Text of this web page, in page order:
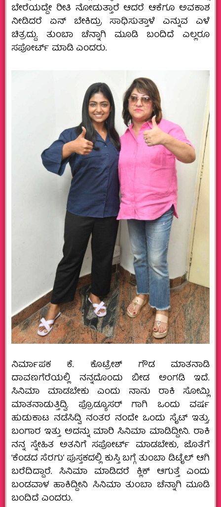
ಬೇರೆಯದ್ದೇ ರೀತಿ ನೋಡುತ್ತಾರೆ ಆದರೆ ಆಕೆಗೂ ಅವಕಾಶ
ನೀಡಿದರೆ ಏನ್ ಬೇಕಿದ್ರು ಸಾಧಿಸುತ್ತಾಳೆ ಎನ್ನುವ ಎಳೆ
ಚಿತ್ರದ್ದು. ತುಂಬಾ ಚೆನ್ನಾಗಿ ಮೂಡಿ ಬಂದಿದೆ ಎಲ್ಲರೂ
ಸಪೋರ್ಟ್ ಮಾಡಿ ಎಂದರು.
ನಿರ್ಮಾಪಕ ಕೆ. ಕೊಟ್ರೇಶ್ ಗೌಡ ಮಾತನಾಡಿ
ದಾವಣಗೆರೆಯಲ್ಲಿ ನನ್ನದೊಂದು ಬೀಡ ಅಂಗಡಿ ಇದೆ.
ಸಿನಿಮಾ ಮಾಡಬೇಕು ಎಂದು ನಾನು ರಾಕಿ ಸೋಮ್ಲಿ
ಮಾತನಾಡುತ್ತಿದ್ವಿ. ಪ್ರೊಡ್ಯೂಸರ್ ಗಾಗಿ ಒಂದು ವರ್ಷ
ಹುಡುಕಾಟ ನಡೆಸಿದ್ವಿ ನಂತರ ನಂದೇ ಒಂದು ಸೈಟ್ ಇತ್ತು,
ಬಂಗಾರ ಇತ್ತು ಅದನ್ನು ಮಾರಿ ಸಿನಿಮಾ ಮಾಡಿದ್ದೀನಿ. ರಾಕಿ
ನನ್ನ ಸ್ನೇಹಿತ ಅತನಿಗೆ ಸಪೋರ್ಟ್ ಮಾಡಬೇಕು, ಜೊತೆಗೆ
‘ಕೆಂಡದ ಸೆರಗು’ ಪುಸ್ತಕದಲ್ಲಿ ಕುಸ್ತಿ ಬಗ್ಗೆ ತುಂಬಾ ಡಿಟೈಲ್ ಆಗಿ
ಬರೆದಿದ್ದಾರೆ. ಸಿನಿಮಾ ಮಾಡಿದರೆ ಕ್ಲಿಕ್ ಆಗುತ್ತೆ ಎಂದು
ಬಂಡವಾಳ ಹಾಕಿದ್ದೀನಿ ಸಿನಿಮಾ ತುಂಬಾ ಚೆನ್ನಾಗಿ ಮೂಡಿ
ಬಂದಿದೆ ಎಂದರು.